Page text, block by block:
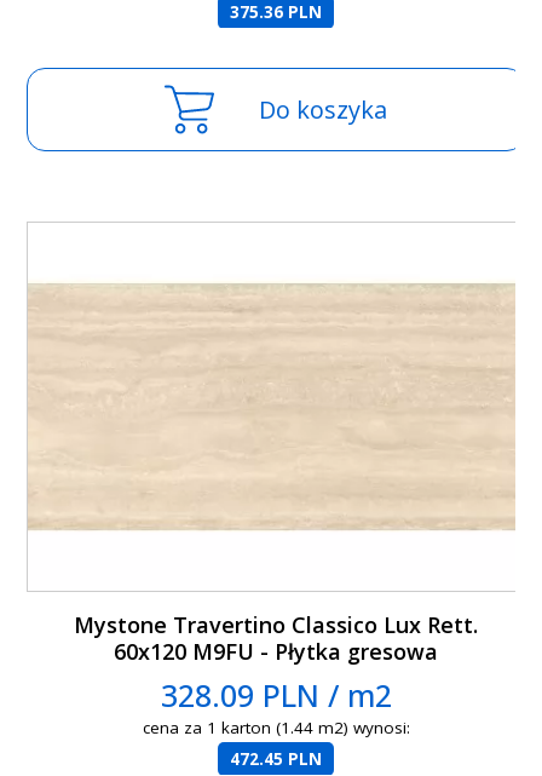
375.36 PLN
Do koszyka
Mystone Travertino Classico Lux Rett.
60x120 M9FU - Płytka gresowa
328.09 PLN / m2
cena za 1 karton (1.44 m2) wynosi:
472.45 PLN